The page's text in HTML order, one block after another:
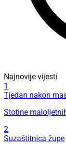
Najnovije vijesti
1
Tjedan nakon
Stotine
2
Suzaštitnica župe